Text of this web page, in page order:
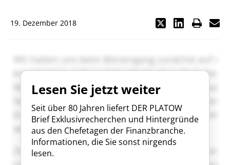
19. Dezember 2018
Lesen Sie jetzt weiter
Seit über 80 Jahren liefert DER PLATOW
Brief Exklusivrecherchen und Hintergründe
aus den Chefetagen der Finanzbranche.
Informationen, die Sie sonst nirgends
lesen.